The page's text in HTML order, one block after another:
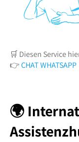
🛒 Diesen Service
👉CHAT WHATSAPP
🌍